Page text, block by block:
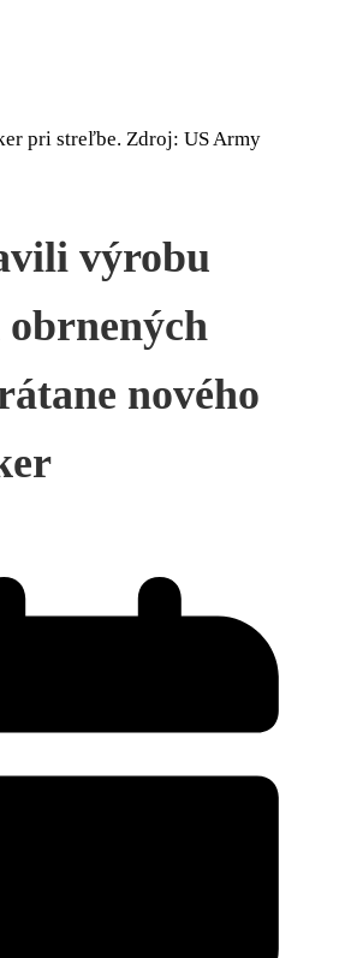
pri streľbe. Zdroj: US Army
výrobu
nového